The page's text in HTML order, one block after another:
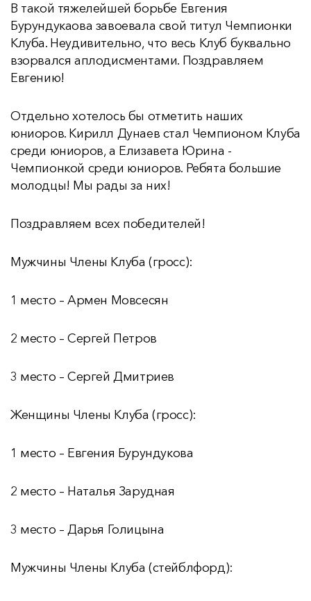
В такой тяжелейшей борьбе Евгения
Бурундукаова завоевала свой титул Чемпионки
Клуба. Неудивительно, что весь Клуб буквально
взорвался аплодисментами. Поздравляем
Евгению!
Отдельно хотелось бы отметить наших
юниоров. Кирилл Дунаев стал Чемпионом Клуба
среди юниоров, а Елизавета Юрина -
Чемпионкой среди юниоров. Ребята большие
молодцы! Мы рады за них!
Поздравляем всех победителей!
Мужчины Члены Клуба (гросс):
1 место – Армен Мовсесян
2 место – Сергей Петров
3 место – Сергей Дмитриев
Женщины Члены Клуба (гросс):
1 место – Евгения Бурундукова
2 место – Наталья Зарудная
3 место – Дарья Голицына
Мужчины Члены Клуба (стейблфорд):